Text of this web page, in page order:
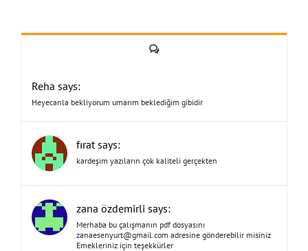
Yorum
Reha says:
Heyecanla bekliyorum umarım beklediğim gibidir
fırat says:
kardeşim yazıların çok kaliteli gerçekten
zana özdemirli says:
Merhaba bu çalışmanın pdf dosyasını
zanaesenyurt@gmail.com adresine gönderebilir misiniz
Emekleriniz için teşekkürler